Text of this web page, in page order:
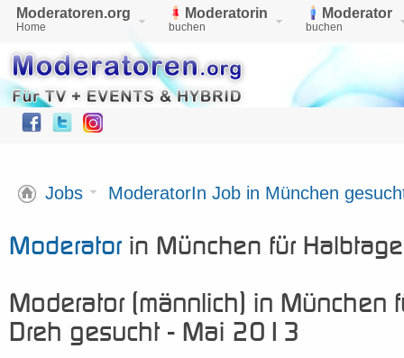
Moderatoren.org
Home
Moderatorin
buchen
Moderator
buchen
Jobs ModeratorIn Job in München
Moderator in München für
Moderator (männlich) in München
Dreh gesucht - Mai 2013